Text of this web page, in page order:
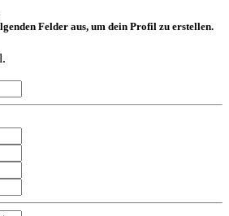
Felder aus, um dein Profil zu erstellen.